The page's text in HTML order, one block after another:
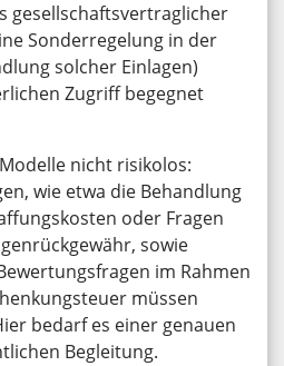
gesellschaftsvertraglicher
Sonderregelung in der
solcher Einlagen)
Zugriff begegnet
nicht risikolos:
wie etwa die Behandlung
oder Fragen
sowie
im Rahmen
müssen
bedarf es einer genauen
Begleitung.